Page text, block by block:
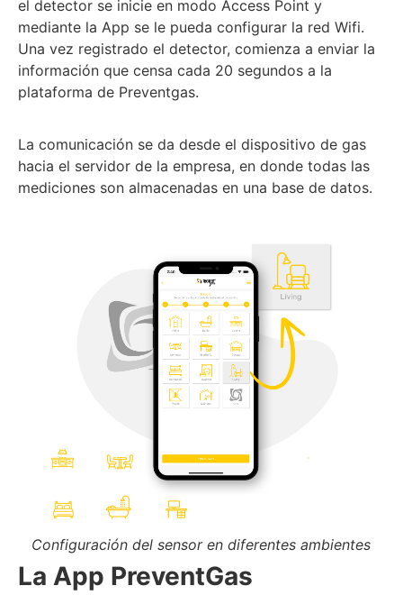
el detector se inicie en modo Access Point y
mediante la App se le pueda configurar la red Wifi.
Una vez registrado el detector, comienza a enviar la
información que censa cada 20 segundos a la
plataforma de Preventgas.
La comunicación se da desde el dispositivo de gas
hacia el servidor de la empresa, en donde todas las
mediciones son almacenadas en una base de datos.
Configuración del sensor en diferentes ambientes
La App PreventGas